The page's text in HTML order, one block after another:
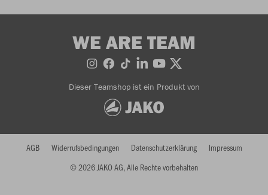
WE ARE TEAM
Dieser Teamshop ist ein Produkt von
© 2026 JAKO AG, Alle Rechte vorbehalten
AGB Widerrufsbedingungen Datenschutzerklärung Impressum